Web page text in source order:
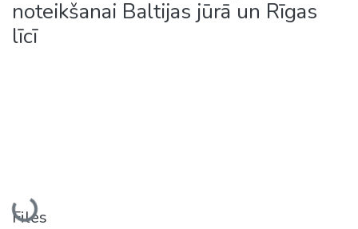
noteikšanai Baltijas jūrā un Rīgas
līcī
Loading...
Files